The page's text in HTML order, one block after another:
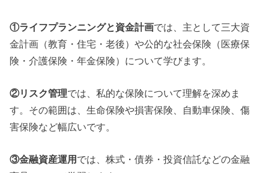
①ライフプランニングと資金計画では、主として三大資
金計画（教育・住宅・老後）や公的な社会保険（医療保
険・介護保険・年金保険）について学びます。
②リスク管理では、私的な保険について理解を深めま
す。その範囲は、生命保険や損害保険、自動車保険、傷
害保険など幅広いです。
③金融資産運用 では、株式・債券・投資信託などの金融